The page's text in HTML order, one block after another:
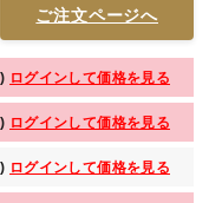
ご注文ページへ
ログインして価格を見る
ログインして価格を見る
ログインして価格を見る